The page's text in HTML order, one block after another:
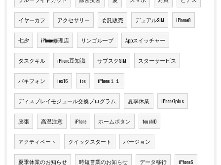
イヤーカフ アクセサリー 委託販売 デュアルSIM iPhone8
七夕 iPhone修理店 リンゴループ Appスイッチャー
タスクキル iPhone豆知識 サブスクSIM スターサービス
バキフォン ios16 ios iPhone１１
ディスプレイモジュール交換プログラム 夏季休業 iPhone7plus
膨張 高温注意 iPhone ホームボタン touchID
アクティベート クイックスタート バージョン
夏季休業のお知らせ 時短営業のお知らせ データ移行 iPhone6